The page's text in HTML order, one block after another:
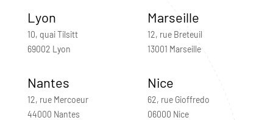
Lyon
10, quai Tilsitt
69002 Lyon
Marseille
12, rue Breteuil
13001 Marseille
Nantes
12, rue Mercoeur
44000 Nantes
Nice
62, rue Gioffredo
06000 Nice